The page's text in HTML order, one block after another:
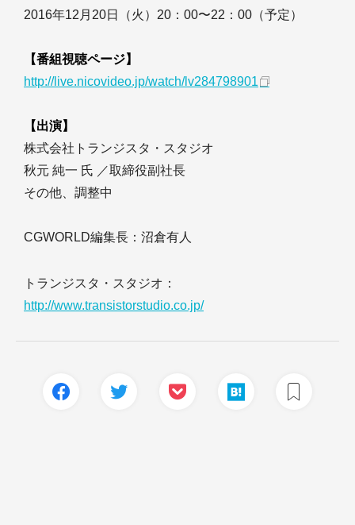
2016年12月20日（火）20：00〜22：00（予定）
【番組視聴ページ】
http://live.nicovideo.jp/watch/lv284798901
【出演】
株式会社トランジスタ・スタジオ
秋元 純一 氏 ／取締役副社長
その他、調整中
CGWORLD編集長：沼倉有人
トランジスタ・スタジオ：
http://www.transistorstudio.co.jp/